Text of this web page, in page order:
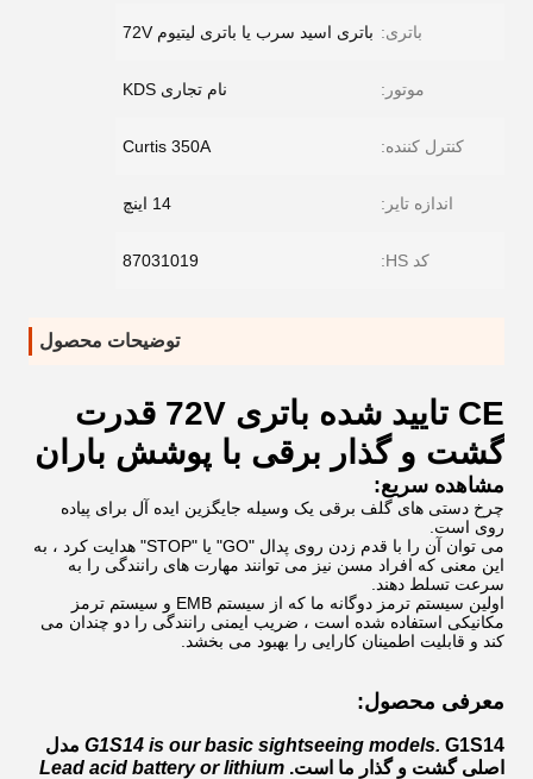
باتری: باتری اسید سرب یا باتری لیتیوم 72V
موتور: نام تجاری KDS
کنترل کننده: Curtis 350A
اندازه تایر: 14 اینچ
کد HS: 87031019
توضیحات محصول
CE تایید شده باتری 72V قدرت
گشت و گذار برقی با پوشش باران
مشاهده سریع:
چرخ دستی های گلف برقی یک وسیله جایگزین ایده آل برای پیاده
روی است.
می توان آن را با قدم زدن روی پدال "GO" یا "STOP" هدایت کرد ، به
این معنی که افراد مسن نیز می توانند مهارت های رانندگی را به
سرعت تسلط دهند.
اولین سیستم ترمز دوگانه ما که از سیستم EMB و سیستم ترمز
مکانیکی استفاده شده است ، ضریب ایمنی رانندگی را دو چندان می
کند و قابلیت اطمینان کارایی را بهبود می بخشد.
معرفی محصول:
G1S14 is our basic sightseeing models. G1S14 مدل
اصلی گشت و گذار ما است. Lead acid battery or lithium